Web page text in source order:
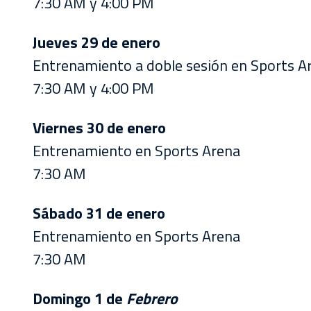
Jueves 29 de enero
Entrenamiento a doble sesión en Sports
7:30 AM y 4:00 PM
Viernes 30 de enero
Entrenamiento en Sports Arena
7:30 AM
Sábado 31 de enero
Entrenamiento en Sports Arena
7:30 AM
Domingo 1 de Febrero